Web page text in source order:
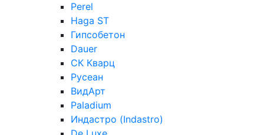
Perel
Haga ST
Гипсобетон
Dauer
СК Кварц
Русеан
ВидАрт
Paladium
Индастро (Indastro)